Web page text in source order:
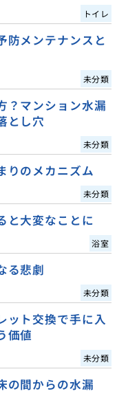
トイレ
防メンテナンスと
未分類
？マンション水漏
とし穴
未分類
りのメカニズム
未分類
と大変なことに
浴室
る悲劇
未分類
ット交換で手に入
価値
未分類
の間からの水漏